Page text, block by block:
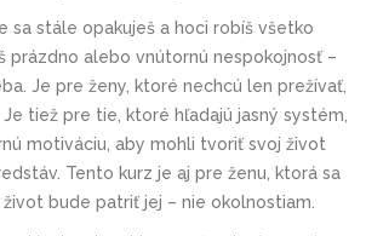
sa stále opakuješ a hoci robíš všetko
prázdno alebo vnútornú nespokojnosť –
Je pre ženy, ktoré nechcú len prežívať,
tiež pre tie, ktoré hľadajú jasný systém,
motiváciu, aby mohli tvoriť svoj život
Tento kurz je aj pre ženu, ktorá sa
bude patriť jej – nie okolnostiam.